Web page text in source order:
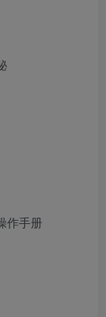
作手册